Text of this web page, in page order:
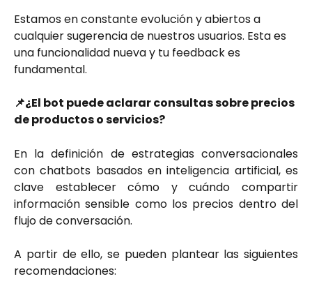
Estamos en constante evolución y abiertos a
cualquier sugerencia de nuestros usuarios. Esta es
una funcionalidad nueva y tu feedback es
fundamental.
📌¿El bot puede aclarar consultas sobre precios
de productos o servicios?
En la definición de estrategias conversacionales
con chatbots basados en inteligencia artificial, es
clave establecer cómo y cuándo compartir
información sensible como los precios dentro del
flujo de conversación.
A partir de ello, se pueden plantear las siguientes
recomendaciones: